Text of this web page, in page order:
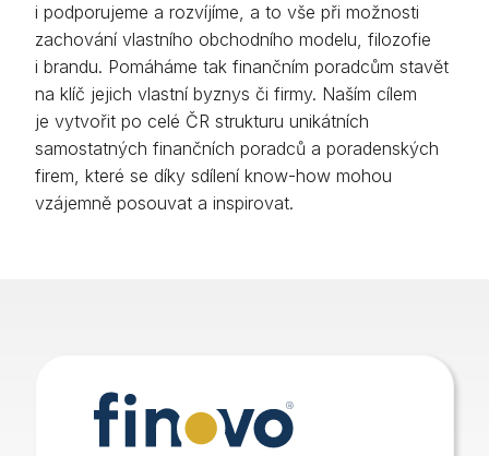
i podporujeme a rozvíjíme, a to vše při možnosti
zachování vlastního obchodního modelu, filozofie
i brandu. Pomáháme tak finančním poradcům stavět
na klíč jejich vlastní byznys či firmy. Naším cílem
je vytvořit po celé ČR strukturu unikátních
samostatných finančních poradců a poradenských
firem, které se díky sdílení know-how mohou
vzájemně posouvat a inspirovat.